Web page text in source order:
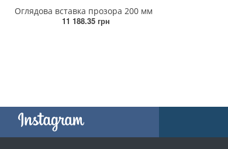
Оглядова вставка прозора 200 мм
11 188.35 грн